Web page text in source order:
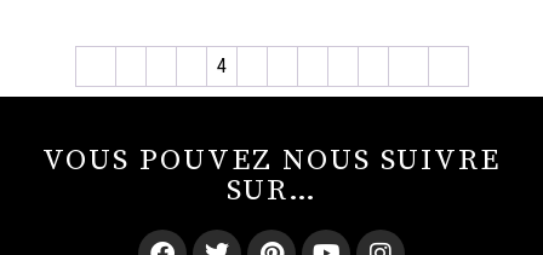
4
VOUS POUVEZ NOUS SUIVRE
SUR…